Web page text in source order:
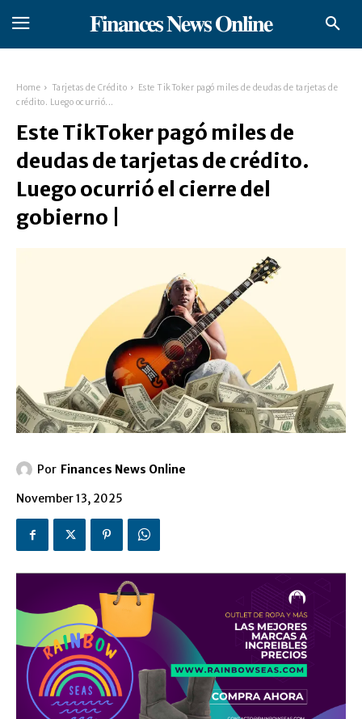
𝐅𝐢𝐧𝐚𝐧𝐜𝐞𝐬 𝐍𝐞𝐰𝐬 𝐎𝐧𝐥𝐢𝐧𝐞
Home Tarjetas de Crédito
Este TikToker pagó miles de deudas de tarjetas de
crédito. Luego ocurrió...
Este TikToker pagó miles de
deudas de tarjetas de crédito.
Luego ocurrió el cierre del
gobierno |
Por Finances News Online
November 13, 2025